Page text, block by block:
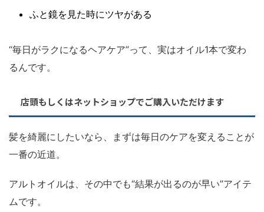
ふと鏡を見た時にツヤがある
“毎日がラクになるヘアケア”って、実はオイル1本で変わ
るんです。
店頭もしくはネットショップでご購入いただけます
髪を綺麗にしたいなら、まずは毎日のケアを変えることが
一番の近道。
アルトオイルは、その中でも“結果が出るのが早い”アイテ
ムです。